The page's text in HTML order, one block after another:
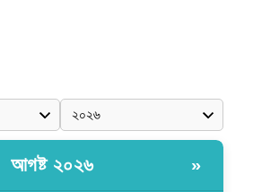
আগষ্ট ২০২৬ »